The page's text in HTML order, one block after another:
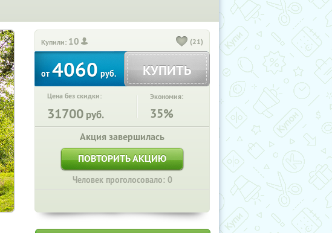
Купили: 10 (21)
от 4060 руб. КУПИТЬ
Цена без скидки:
31700 руб.
Экономия:
35%
Акция завершилась
ПОВТОРИТЬ АКЦИЮ
Человек проголосовало: 0